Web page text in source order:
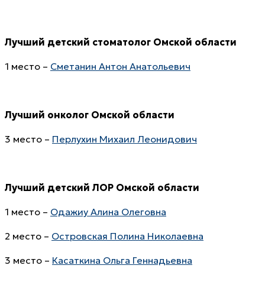
Лучший детский стоматолог Омской области
1 место – Сметанин Антон Анатольевич
Лучший онколог Омской области
3 место – Перлухин Михаил Леонидович
Лучший детский ЛОР Омской области
1 место – Одажиу Алина Олеговна
2 место – Островская Полина Николаевна
3 место – Касаткина Ольга Геннадьевна